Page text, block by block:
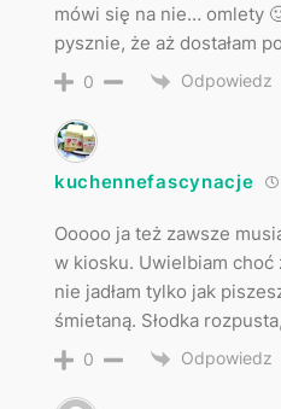
mówi się na nie… omlety
pysznie, że aż dostałam
0 Odpowiedz
kuchennefascynacje
Ooooo ja też zawsze
w kiosku. Uwielbiam choć
nie jadłam tylko jak
śmietaną. Słodka
0 Odpowiedz